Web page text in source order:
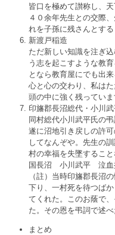
皆口を極めて讃称し、
４０余年先生との交際
れを子孫に残さんとする
新渡戸稲造
ただ新しい知識を注ぎ
う志を起こすような教
となら教育屋にでも出
心と心の交わり、私は
頭の中に強く残っていま
印旛郡長沼総代・小川
同村総代小川武平氏の
遂に沼地引き戻しの許
してなんぞや。先生の
村の幸福を失墜するこ
国長沼 小川武平 泣血
（註）当時印旛郡長沼
下り、一村死を待つば
てくれた。このお蔭で
た。その恩を弔詞で述べ
まとめ